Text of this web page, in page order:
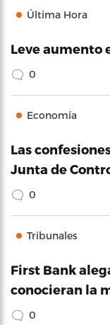
Última Hora
Leve aumento
0
Economía
Las
Junta de
0
Tribunales
First Bank
conocieran la
0